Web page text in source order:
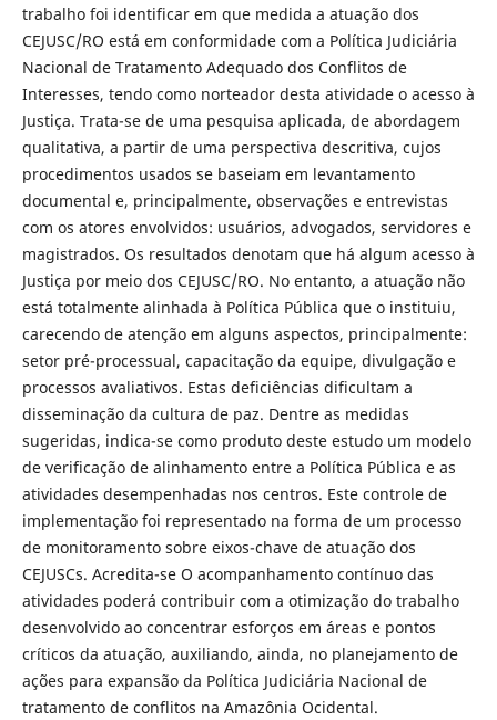
trabalho foi identificar em que medida a atuação dos
CEJUSC/RO está em conformidade com a Política Judiciária
Nacional de Tratamento Adequado dos Conflitos de
Interesses, tendo como norteador desta atividade o acesso à
Justiça. Trata-se de uma pesquisa aplicada, de abordagem
qualitativa, a partir de uma perspectiva descritiva, cujos
procedimentos usados se baseiam em levantamento
documental e, principalmente, observações e entrevistas
com os atores envolvidos: usuários, advogados, servidores e
magistrados. Os resultados denotam que há algum acesso à
Justiça por meio dos CEJUSC/RO. No entanto, a atuação não
está totalmente alinhada à Política Pública que o instituiu,
carecendo de atenção em alguns aspectos, principalmente:
setor pré-processual, capacitação da equipe, divulgação e
processos avaliativos. Estas deficiências dificultam a
disseminação da cultura de paz. Dentre as medidas
sugeridas, indica-se como produto deste estudo um modelo
de verificação de alinhamento entre a Política Pública e as
atividades desempenhadas nos centros. Este controle de
implementação foi representado na forma de um processo
de monitoramento sobre eixos-chave de atuação dos
CEJUSCs. Acredita-se O acompanhamento contínuo das
atividades poderá contribuir com a otimização do trabalho
desenvolvido ao concentrar esforços em áreas e pontos
críticos da atuação, auxiliando, ainda, no planejamento de
ações para expansão da Política Judiciária Nacional de
tratamento de conflitos na Amazônia Ocidental.